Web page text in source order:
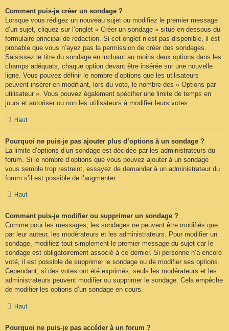
Comment puis-je créer un sondage ?
Lorsque vous rédigez un nouveau sujet ou modifiez le premier message
d’un sujet, cliquez sur l’onglet « Créer un sondage » situé en-dessous du
formulaire principal de rédaction. Si cet onglet n’est pas disponible, il est
probable que vous n’ayez pas la permission de créer des sondages.
Saisissez le titre du sondage en incluant au moins deux options dans les
champs adéquats, chaque option devant être insérée sur une nouvelle
ligne. Vous pouvez définir le nombre d’options que les utilisateurs
peuvent insérer en modifiant, lors du vote, le nombre des « Options par
utilisateur ». Vous pouvez également spécifier une limite de temps en
jours et autoriser ou non les utilisateurs à modifier leurs votes.
Haut
Pourquoi ne puis-je pas ajouter plus d’options à un sondage ?
La limite d’options d’un sondage est décidée par les administrateurs du
forum. Si le nombre d’options que vous pouvez ajouter à un sondage
vous semble trop restreint, essayez de demander à un administrateur du
forum s’il est possible de l’augmenter.
Haut
Comment puis-je modifier ou supprimer un sondage ?
Comme pour les messages, les sondages ne peuvent être modifiés que
par leur auteur, les modérateurs et les administrateurs. Pour modifier un
sondage, modifiez tout simplement le premier message du sujet car le
sondage est obligatoirement associé à ce dernier. Si personne n’a encore
voté, il est possible de supprimer le sondage ou de modifier ses options.
Cependant, si des votes ont été exprimés, seuls les modérateurs et les
administrateurs peuvent modifier ou supprimer le sondage. Cela empêche
de modifier les options d’un sondage en cours.
Haut
Pourquoi ne puis-je pas accéder à un forum ?